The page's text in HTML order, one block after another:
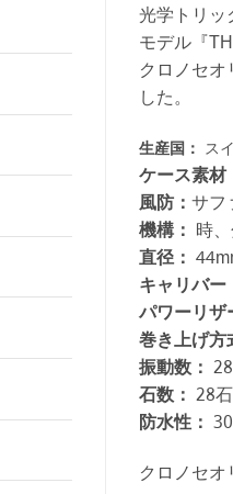
光学トリ
モデル『
クロノセ
した。
生産国： ス
ケース素材
風防： サフ
機構： 時
直径：
キャリバー
パワーリザ
巻き上げ方
振動数：
石数： 28石
防水性：
クロノセ